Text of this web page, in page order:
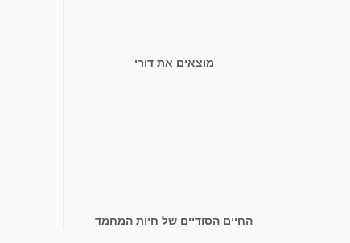
מוצאים את דורי
החיים הסודיים של חיות המחמד